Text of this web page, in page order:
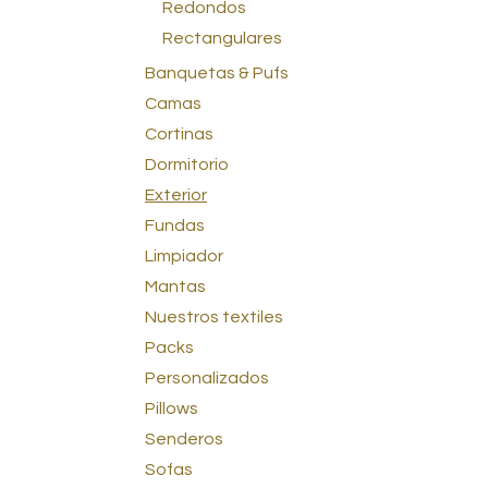
Redondos
Rectangulares
Banquetas & Pufs
Camas
Cortinas
Dormitorio
Exterior
Fundas
Limpiador
Mantas
Nuestros textiles
Packs
Personalizados
Pillows
Senderos
Sofas